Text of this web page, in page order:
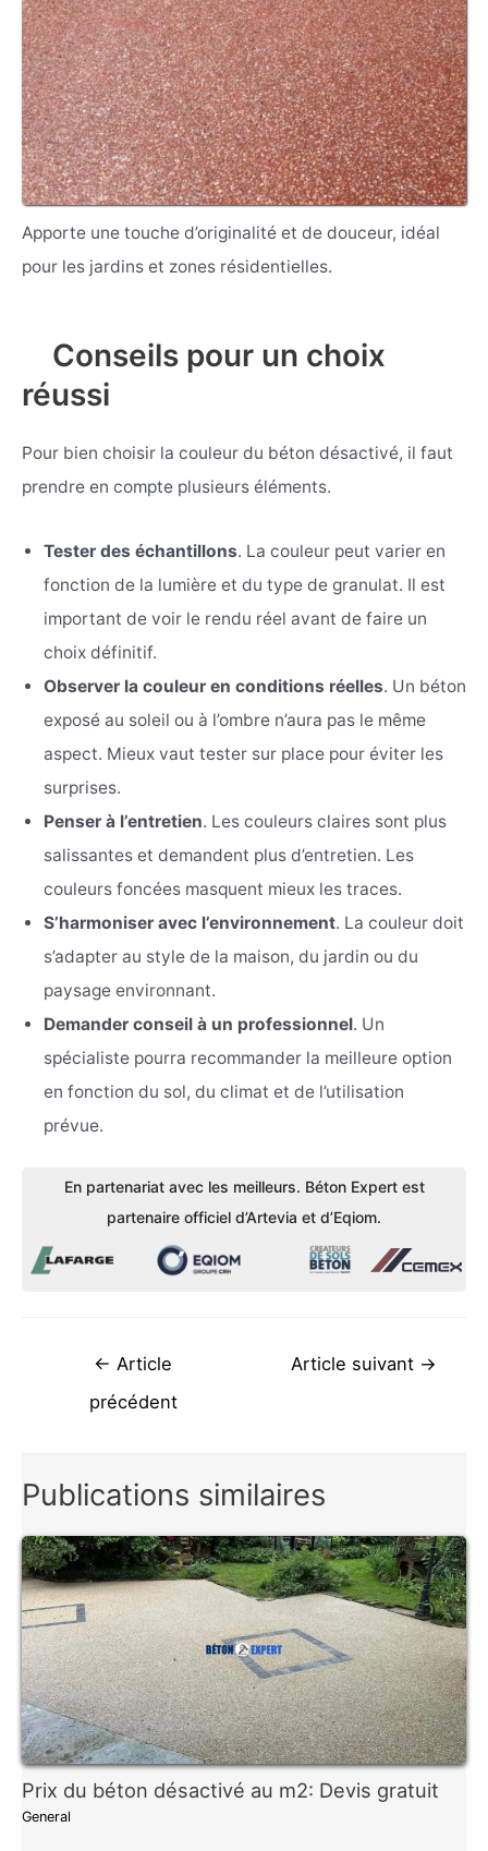
Apporte une touche d’originalité et de douceur, idéal
pour les jardins et zones résidentielles.
Conseils pour un choix
réussi
Pour bien choisir la couleur du béton désactivé, il faut
prendre en compte plusieurs éléments.
Tester des échantillons. La couleur peut varier en
fonction de la lumière et du type de granulat. Il est
important de voir le rendu réel avant de faire un
choix définitif.
Observer la couleur en conditions réelles. Un béton
exposé au soleil ou à l’ombre n’aura pas le même
aspect. Mieux vaut tester sur place pour éviter les
surprises.
Penser à l’entretien. Les couleurs claires sont plus
salissantes et demandent plus d’entretien. Les
couleurs foncées masquent mieux les traces.
S’harmoniser avec l’environnement. La couleur doit
s’adapter au style de la maison, du jardin ou du
paysage environnant.
Demander conseil à un professionnel. Un
spécialiste pourra recommander la meilleure option
en fonction du sol, du climat et de l’utilisation
prévue.
En partenariat avec les meilleurs. Béton Expert est
partenaire officiel d’Artevia et d’Eqiom.
Navigation
← Article
précédent
Article suivant →
Publications similaires
Prix du béton désactivé au m2: Devis gratuit
General